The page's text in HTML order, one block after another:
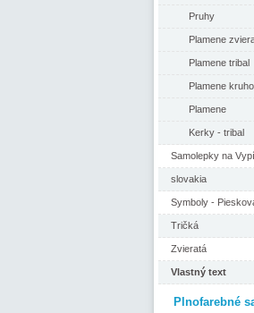
Pruhy
Plamene
Plamene tribal
Plamene
Plamene
Kerky - tribal
Samolepky na
slovakia
Symboly -
Tričká
Zvieratá
Vlastný text
Plnofarebné